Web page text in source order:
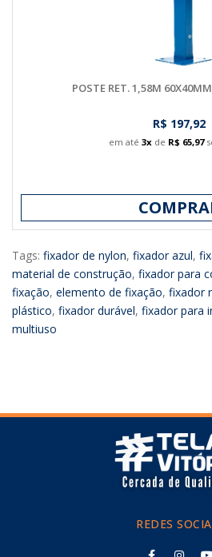
POSTE RET. 1,58M
R$ 197,92
em até 3x de R$ 65,97
Tags: fixador de nylon, fixador azul,
material de construção, fixador para
fixação, elemento de fixação, fixador
plástico, fixador durável, fixador para
multiuso
REDES